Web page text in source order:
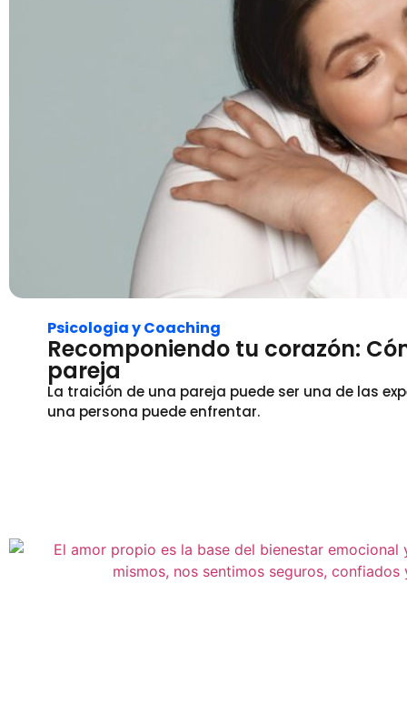
Psicologia y Coaching
Recomponiendo tu corazón:
pareja
La traición de una pareja puede ser una de las
una persona puede enfrentar.